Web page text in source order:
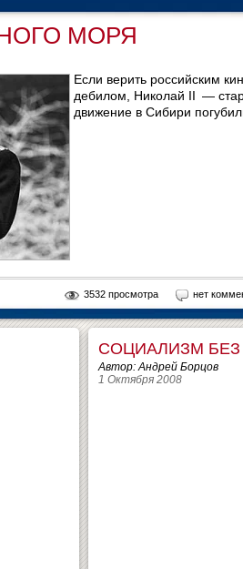
МОРЯ
Если верить российским
дебилом, Николай II —
движение в Сибири
3532 просмотра нет
СОЦИАЛИЗМ БЕЗ
Автор: Андрей Борцов
1 Октября 2008